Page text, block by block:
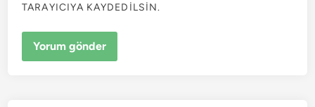
TARAYICIYA KAYDEDILSIN.